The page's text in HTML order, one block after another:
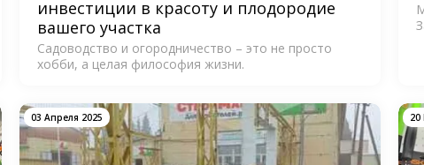
инвестиции в красоту и плодородие
вашего участка
Садоводство и огородничество – это не просто
хобби, а целая философия жизни.
03 Апреля 2025 20